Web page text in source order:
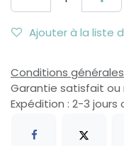
Ajouter à la liste
Conditions générales
Garantie satisfait ou
Expédition : 2-3 jours